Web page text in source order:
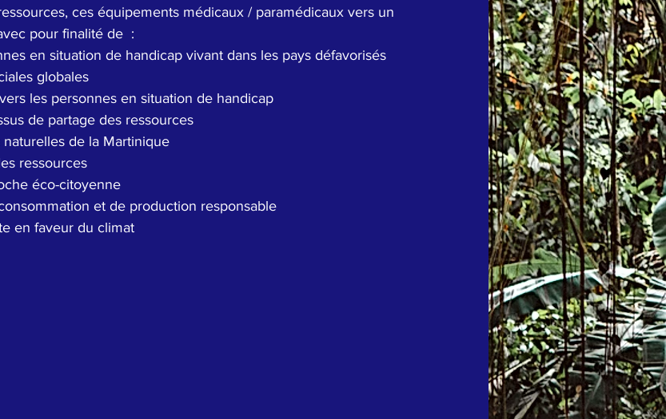
ces équipements médicaux / paramédicaux vers un
pour finalité de  :
en situation de handicap vivant dans les pays défavorisés
globales
les personnes en situation de handicap
de partage des ressources
de la Martinique
ressources
éco-citoyenne
et de production responsable
en faveur du climat